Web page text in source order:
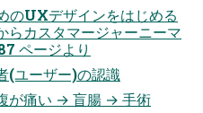
のUXデザインをはじめる
らカスタマージャーニーマ
ページより
(ユーザー)の認識
が痛い → 盲腸 → 手術